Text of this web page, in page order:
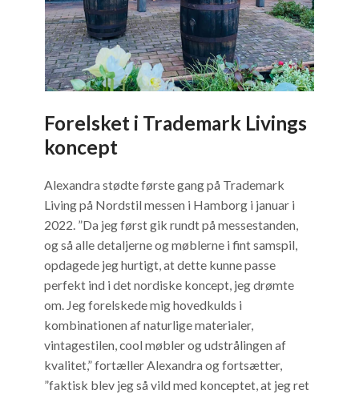
Forelsket i Trademark Livings
koncept
Alexandra stødte første gang på Trademark
Living på Nordstil messen i Hamborg i januar i
2022. ”Da jeg først gik rundt på messestanden,
og så alle detaljerne og møblerne i fint samspil,
opdagede jeg hurtigt, at dette kunne passe
perfekt ind i det nordiske koncept, jeg drømte
om. Jeg forelskede mig hovedkulds i
kombinationen af naturlige materialer,
vintagestilen, cool møbler og udstrålingen af
kvalitet,” fortæller Alexandra og fortsætter,
”faktisk blev jeg så vild med konceptet, at jeg ret